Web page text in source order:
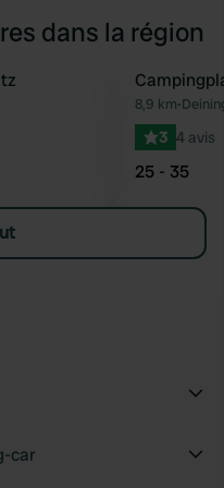
dans la région
Préféré8,9 km•
3 4 avis
25 - 35
car